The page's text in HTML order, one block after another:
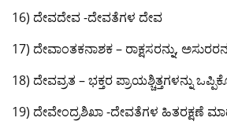
16) ದೇವದೇವ -ದೇವತೆಗಳ ದೇವ
17) ದೇವಾಂತಕನಾಶಕ – ರಾಕ್ಷಸರನ್ನು,
18) ದೇವವ್ರತ – ಭಕ್ತರ ಪ್ರಾಯಶ್ಚಿತ್ತಗಳನ್ನು
19) ದೇವೇಂದ್ರಶಿಖಾ -ದೇವತೆಗಳ ಹಿತರಕ್ಷಣೆ